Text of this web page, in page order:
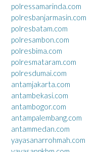
polressamarinda.com
polresbanjarmasin.com
polresbatam.com
polresambon.com
polresbima.com
polresmataram.com
polresdumai.com
antamjakarta.com
antambekasi.com
antambogor.com
antampalembang.com
antammedan.com
yayasanarrohmah.com